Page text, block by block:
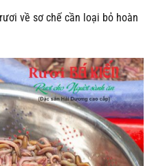
về sơ chế cần loại bỏ hoàn